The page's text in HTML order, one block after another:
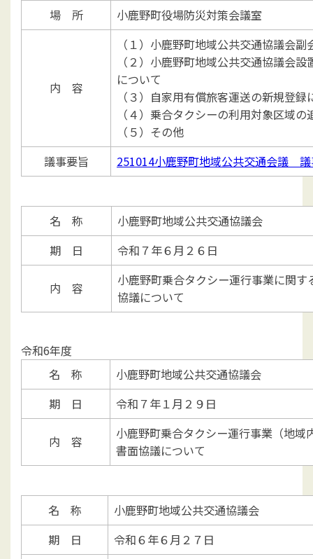
場 所
小鹿野町役場防災対策会議室
内 容
（１）小鹿野町地域公共交通協議会
（２）小鹿野町地域公共交通協議会
について
（３）自家用有償旅客運送の新規登録
（４）乗合タクシーの利用対象区域
（５）その他
議事要旨
251014小鹿野町地域公共交通会議
名 称
小鹿野町地域公共交通協議会
期 日
令和７年６月２６日
内 容
小鹿野町乗合タクシー運行事業に関
協議について
令和6年度
名 称
小鹿野町地域公共交通協議会
期 日
令和７年１月２９日
内 容
小鹿野町乗合タクシー運行事業（地
書面協議について
名 称
小鹿野町地域公共交通協議会
期 日
令和６年６月２７日